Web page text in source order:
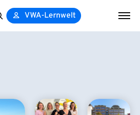
VWA-Lernwelt